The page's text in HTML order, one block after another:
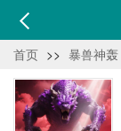
首页 >> 暴兽神轰